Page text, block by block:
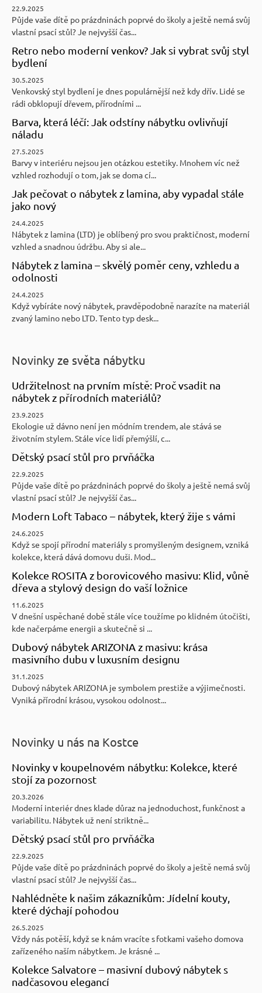
22.9.2025
Půjde vaše dítě po prázdninách poprvé do školy a ještě nemá svůj
vlastní psací stůl? Je nejvyšší čas...
Retro nebo moderní venkov? Jak si vybrat svůj styl
bydlení
30.5.2025
Venkovský styl bydlení je dnes populárnější než kdy dřív. Lidé se
rádi obklopují dřevem, přírodními ...
Barva, která léčí: Jak odstíny nábytku ovlivňují
náladu
27.5.2025
Barvy v interiéru nejsou jen otázkou estetiky. Mnohem víc než
vzhled rozhodují o tom, jak se doma cí...
Jak pečovat o nábytek z lamina, aby vypadal stále
jako nový
24.4.2025
Nábytek z lamina (LTD) je oblíbený pro svou praktičnost, moderní
vzhled a snadnou údržbu. Aby si ale...
Nábytek z lamina – skvělý poměr ceny, vzhledu a
odolnosti
24.4.2025
Když vybíráte nový nábytek, pravděpodobně narazíte na materiál
zvaný lamino nebo LTD. Tento typ desk...
Novinky ze světa nábytku
Udržitelnost na prvním místě: Proč vsadit na
nábytek z přírodních materiálů?
23.9.2025
Ekologie už dávno není jen módním trendem, ale stává se
životním stylem. Stále více lidí přemýšlí, c...
Dětský psací stůl pro prvňáčka
22.9.2025
Půjde vaše dítě po prázdninách poprvé do školy a ještě nemá svůj
vlastní psací stůl? Je nejvyšší čas...
Modern Loft Tabaco – nábytek, který žije s vámi
24.6.2025
Když se spojí přírodní materiály s promyšleným designem, vzniká
kolekce, která dává domovu duši. Mod...
Kolekce ROSITA z borovicového masivu: Klid, vůně
dřeva a stylový design do vaší ložnice
11.6.2025
V dnešní uspěchané době stále více toužíme po klidném útočišti,
kde načerpáme energii a skutečně si ...
Dubový nábytek ARIZONA z masivu: krása
masivního dubu v luxusním designu
31.1.2025
Dubový nábytek ARIZONA je symbolem prestiže a výjimečnosti.
Vyniká přírodní krásou, vysokou odolnost...
Novinky u nás na Kostce
Novinky v koupelnovém nábytku: Kolekce, které
stojí za pozornost
20.3.2026
Moderní interiér dnes klade důraz na jednoduchost, funkčnost a
variabilitu. Nábytek už není striktně...
Dětský psací stůl pro prvňáčka
22.9.2025
Půjde vaše dítě po prázdninách poprvé do školy a ještě nemá svůj
vlastní psací stůl? Je nejvyšší čas...
Nahlédněte k našim zákazníkům: Jídelní kouty,
které dýchají pohodou
26.5.2025
Vždy nás potěší, když se k nám vracíte s fotkami vašeho domova
zařízeného naším nábytkem. Je krásné ...
Kolekce Salvatore – masivní dubový nábytek s
nadčasovou elegancí